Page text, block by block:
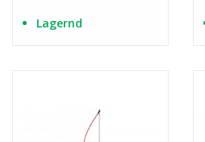
Lagernd